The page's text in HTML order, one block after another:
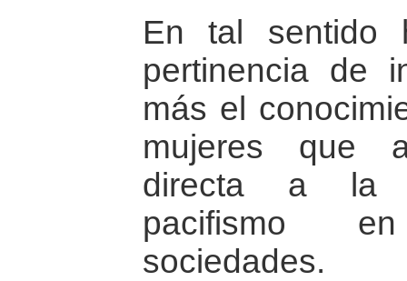
En tal sentido
pertinencia de
más el
mujeres que
directa a la
pacifismo
sociedades.